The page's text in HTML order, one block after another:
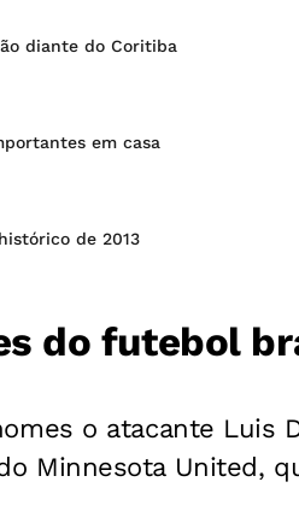
diante do Coritiba
em casa
de 2013
do futebol
o atacante Luis
Minnesota United,